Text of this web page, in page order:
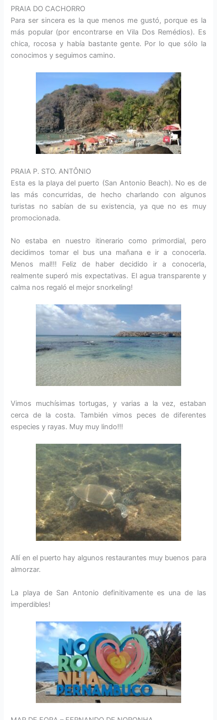
PRAIA DO CACHORRO
Para ser sincera es la que menos me gustó, porque es la
más popular (por encontrarse en Vila Dos Remédios). Es
chica, rocosa y había bastante gente. Por lo que sólo la
conocimos y seguimos camino.
PRAIA P. STO. ANTÔNIO
Esta es la playa del puerto (San Antonio Beach). No es de
las más concurridas, de hecho charlando con algunos
turistas no sabían de su existencia, ya que no es muy
promocionada.
No estaba en nuestro itinerario como primordial, pero
decidimos tomar el bus una mañana e ir a conocerla.
Menos mal!!! Feliz de haber decidido ir a conocerla,
realmente superó mis expectativas. El agua transparente y
calma nos regaló el mejor snorkeling!
Vimos muchísimas tortugas, y varias a la vez, estaban
cerca de la costa. También vimos peces de diferentes
especies y rayas. Muy muy lindo!!!
Allí en el puerto hay algunos restaurantes muy buenos para
almorzar.
La playa de San Antonio definitivamente es una de las
imperdibles!